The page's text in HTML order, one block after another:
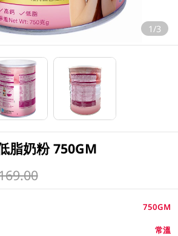
1/3
脂奶粉 750GM
750GM
常溫